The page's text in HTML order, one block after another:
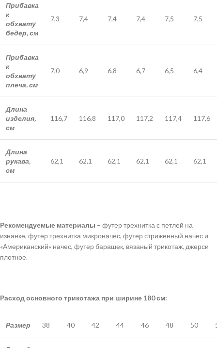
Прибавка
к
обхвату
бедер, см
7,3 7,4 7,4 7,4 7,5 7,5
Прибавка
к
обхвату
плеча, см
7,0 6,9 6,8 6,7 6,5 6,4
Длина
изделия,
см
116,7 116,8 117,0 117,2 117,4 117,6
Длина
рукава,
см
62,1 62,1 62,1 62,1 62,1 62,1
Рекомендуемые материалы – футер трехнитка с петлей на
изнанке, футер трехнитка микроначес, футер стриженный начес и
«Американский» начес, футер барашек, вязаный трикотаж, джерси
плотное.
Расход основного трикотажа при ширине 180 см:
Размер 38 40 42 44 46 48 50